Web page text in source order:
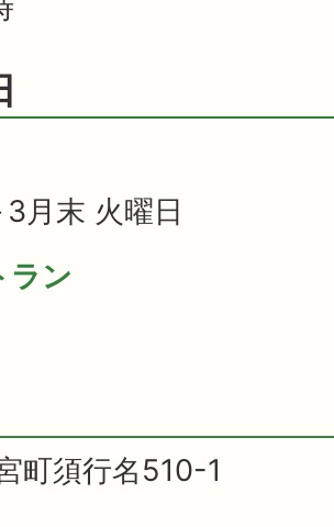
月末 火曜日
ラン
町須行名510-1